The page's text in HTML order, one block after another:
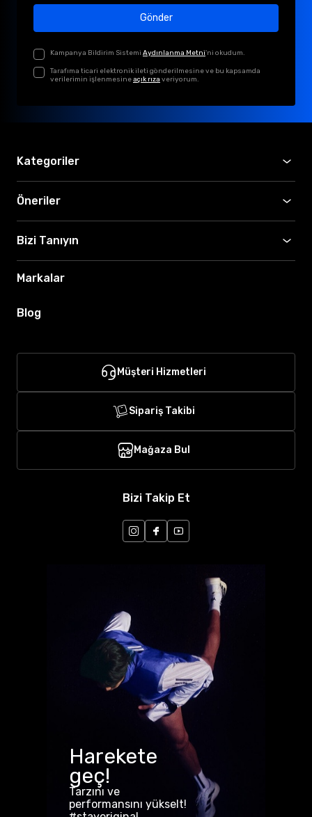
Gönder
Kampanya Bildirim Sistemi Aydınlanma Metni'ni okudum.
Tarafıma ticari elektronik ileti gönderilmesine ve bu kapsamda
verilerimin işlenmesineaçık rıza veriyorum.
Kategoriler
Öneriler
Bizi Tanıyın
Markalar
Blog
Müşteri Hizmetleri
Sipariş Takibi
Mağaza Bul
Bizi Takip Et
Harekete
geç!
Tarzını ve
performansını yükselt!